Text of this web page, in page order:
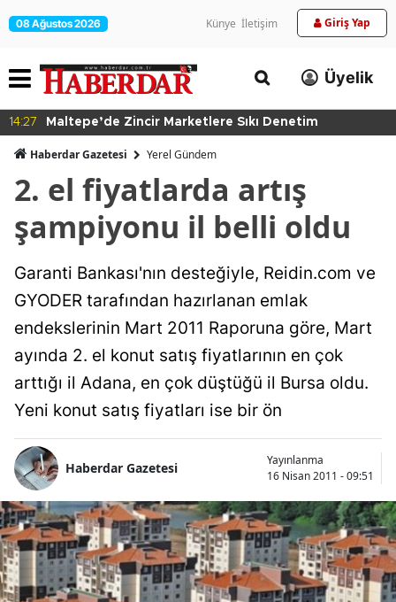
08 Ağustos 2026 Künye İletişim Giriş Yap
Üyelik
14:27 Maltepe’de Zincir Marketlere Sıkı Denetim
Haberdar Gazetesi Yerel Gündem
2. el fiyatlarda artış
şampiyonu il belli oldu
Garanti Bankası'nın desteğiyle, Reidin.com ve
GYODER tarafından hazırlanan emlak
endekslerinin Mart 2011 Raporuna göre, Mart
ayında 2. el konut satış fiyatlarının en çok
arttığı il Adana, en çok düştüğü il Bursa oldu.
Yeni konut satış fiyatları ise bir ön
Haberdar Gazetesi
Yayınlanma
16 Nisan 2011 - 09:51